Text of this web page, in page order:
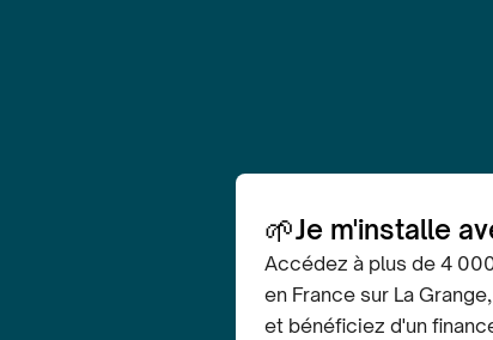
🌱Je m'installe
Accédez à plus de 4
en France sur La
et bénéficiez d'un